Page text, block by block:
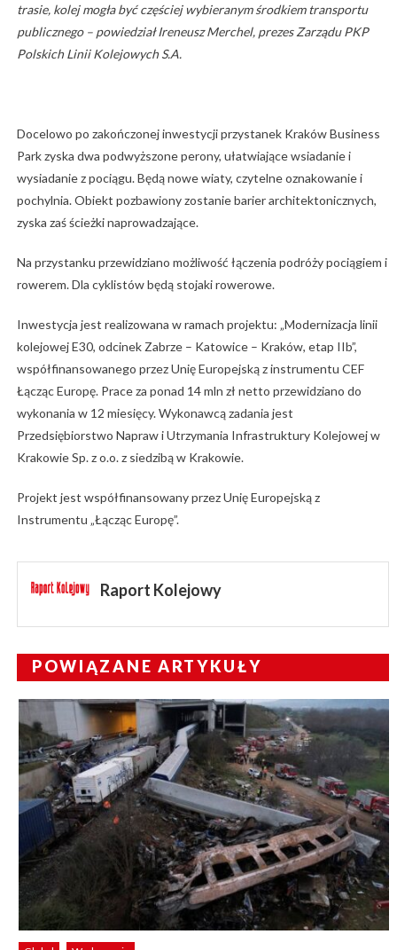
trasie, kolej mogła być częściej wybieranym środkiem transportu
publicznego – powiedział Ireneusz Merchel, prezes Zarządu PKP
Polskich Linii Kolejowych S.A.
Docelowo po zakończonej inwestycji przystanek Kraków Business
Park zyska dwa podwyższone perony, ułatwiające wsiadanie i
wysiadanie z pociągu. Będą nowe wiaty, czytelne oznakowanie i
pochylnia. Obiekt pozbawiony zostanie barier architektonicznych,
zyska zaś ścieżki naprowadzające.
Na przystanku przewidziano możliwość łączenia podróży pociągiem i
rowerem. Dla cyklistów będą stojaki rowerowe.
Inwestycja jest realizowana w ramach projektu: „Modernizacja linii
kolejowej E30, odcinek Zabrze – Katowice – Kraków, etap IIb”,
współfinansowanego przez Unię Europejską z instrumentu CEF
Łącząc Europę. Prace za ponad 14 mln zł netto przewidziano do
wykonania w 12 miesięcy. Wykonawcą zadania jest
Przedsiębiorstwo Napraw i Utrzymania Infrastruktury Kolejowej w
Krakowie Sp. z o.o. z siedzibą w Krakowie.
Projekt jest współfinansowany przez Unię Europejską z
Instrumentu „Łącząc Europę”.
Raport Kolejowy
POWIĄZANE ARTYKUŁY